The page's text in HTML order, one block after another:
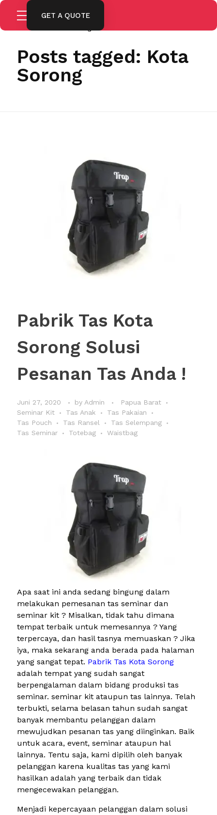
GET A QUOTE
Home
Posts tagged: Kota
Sorong
Pabrik Tas Kota
Sorong Solusi
Pesanan Tas Anda !
Juni 27, 2020 by Admin
Papua Barat
Seminar Kit
Tas Anak
Tas Pakaian
Tas Pouch
Tas Ransel
Tas Selempang
Tas Seminar
Totebag Waistbag
Apa saat ini anda sedang bingung dalam
melakukan pemesanan tas seminar dan
seminar kit ? Misalkan, tidak tahu dimana
tempat terbaik untuk memesannya ? Yang
terpercaya, dan hasil tasnya memuaskan ? Jika
iya, maka sekarang anda berada pada halaman
yang sangat tepat. Pabrik Tas Kota Sorong
adalah tempat yang sudah sangat
berpengalaman dalam bidang produksi tas
seminar. seminar kit ataupun tas lainnya. Telah
terbukti, selama belasan tahun sudah sangat
banyak membantu pelanggan dalam
mewujudkan pesanan tas yang diinginkan. Baik
untuk acara, event, seminar ataupun hal
lainnya. Tentu saja, kami dipilih oleh banyak
pelanggan karena kualitas tas yang kami
hasilkan adalah yang terbaik dan tidak
mengecewakan pelanggan.
Menjadi kepercayaan pelanggan dalam solusi